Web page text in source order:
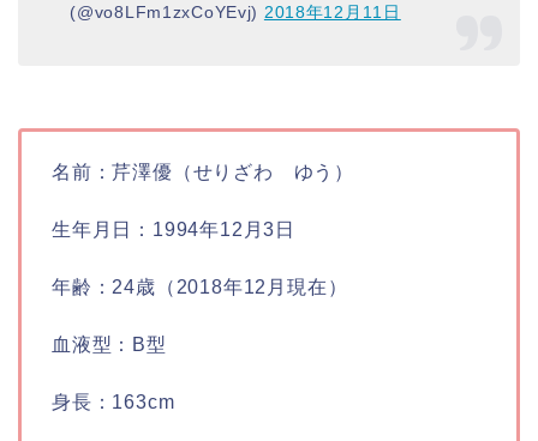
(@vo8LFm1zxCoYEvj) 2018年12月11日
名前：芹澤優（せりざわ ゆう）
生年月日：1994年12月3日
年齢：24歳（2018年12月現在）
血液型：B型
身長：163cm